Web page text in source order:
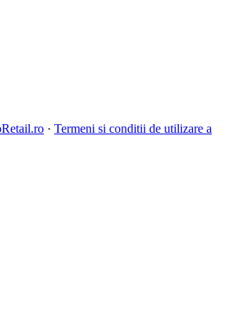
· Termeni si conditii de utilizare a